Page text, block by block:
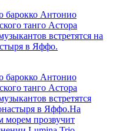
барокко Антонио
танго Астора
встретятся на
в Яффо.
барокко Антонио
танго Астора
встретятся
в Яффо.На
морем прозвучит